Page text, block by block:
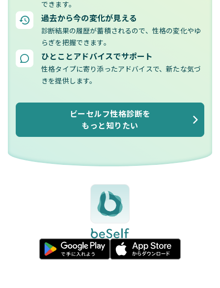
できます。
過去から今の変化が見える
診断結果の履歴が蓄積されるので、性格の変化やゆ
らぎを把握できます。
ひとことアドバイスでサポート
性格タイプに寄り添ったアドバイスで、新たな気づ
きを提供します。
ビーセルフ性格診断を
もっと知りたい